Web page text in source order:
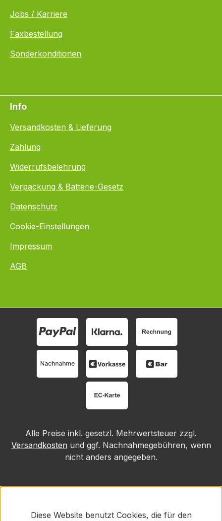
Jobs / Karriere
Faxbestellung
Sonderkonditionen
Info
Versandkosten & Lieferung
Zahlung
Widerrufsbelehrung
Verpackung & Batterie-Gesetz
Datenschutz
Cookie-Einstellungen
Impressum
AGB
Alle Preise inkl. gesetzl. Mehrwertsteuer zzgl.
Versandkosten und ggf. Nachnahmegebühren, wenn
nicht anders angegeben.
Diese Website benutzt Cookies, die für den